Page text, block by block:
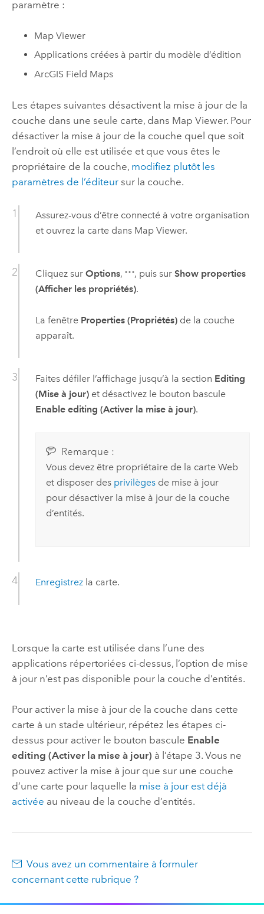
paramètre :
Map Viewer
Applications créées à partir du modèle d’édition
ArcGIS Field Maps
Les étapes suivantes désactivent la mise à jour de la
couche dans une seule carte, dans Map Viewer. Pour
désactiver la mise à jour de la couche quel que soit
l’endroit où elle est utilisée et que vous êtes le
propriétaire de la couche, modifiez plutôt les
paramètres de l’éditeursur la couche.
Assurez-vous d’être connecté à votre organisation
et ouvrez la carte dans Map Viewer.
Cliquez sur Options, , puis sur Show properties
(Afficher les propriétés).
La fenêtre Properties (Propriétés)de la couche
apparaît.
Faites défiler l’affichage jusqu’à la section Editing
(Mise à jour) et désactivez le bouton bascule
Enable editing (Activer la mise à jour).
Remarque :
Vous devez être propriétaire de la carte Web
et disposer des privilègesde mise à jour
pour désactiver la mise à jour de la couche
d’entités.
Enregistrezla carte.
Lorsque la carte est utilisée dans l’une des
applications répertoriées ci-dessus, l’option de mise
à jour n’est pas disponible pour la couche d’entités.
Pour activer la mise à jour de la couche dans cette
carte à un stade ultérieur, répétez les étapes ci-
dessus pour activer le bouton bascule Enable
editing (Activer la mise à jour) à l’étape 3. Vous ne
pouvez activer la mise à jour que sur une couche
d’une carte pour laquelle la mise à jour est déjà
activée au niveau de la couche d’entités.
Vous avez un commentaire à formuler
concernant cette rubrique ?